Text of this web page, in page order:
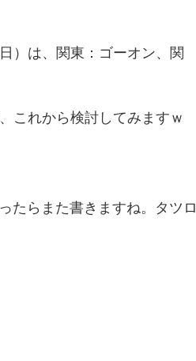
）は、関東：ゴーオン、関
これから検討してみますｗ
たらまた書きますね。タツロ